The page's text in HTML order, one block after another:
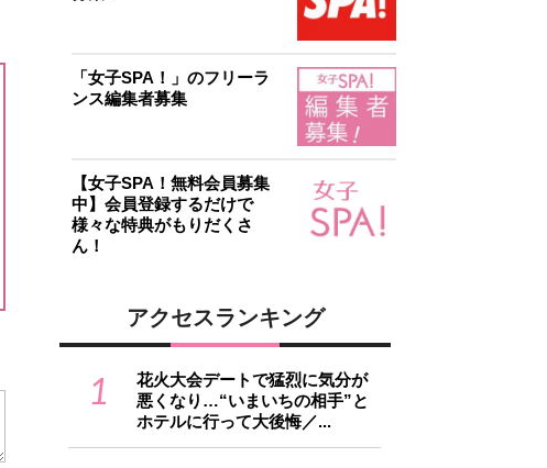
「女子SPA！」のフリーラ
ンス編集者募集
【女子SPA！無料会員募集
中】会員登録するだけで
様々な特典がもりだくさ
ん！
アクセスランキング
1
花火大会デートで猛烈に気分が
悪くなり…“いまいちの相手”と
ホテルに行って大後悔／...